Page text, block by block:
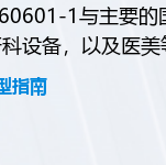
1与主要
设备，以及医美
指南